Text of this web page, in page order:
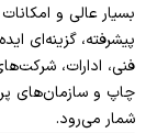
بسیار عالی و
پیشرفته، گزینه‌ای
فنی، ادارات،
چاپ و سازمان‌های
شمار می‌رود.